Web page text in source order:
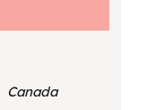
Canada